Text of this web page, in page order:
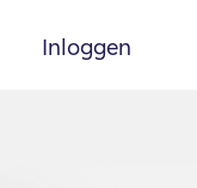
Inloggen